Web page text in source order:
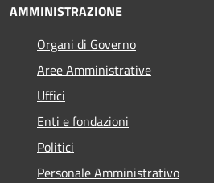
AMMINISTRAZIONE
Organi di Governo
Aree Amministrative
Uffici
Enti e fondazioni
Politici
Personale Amministrativo